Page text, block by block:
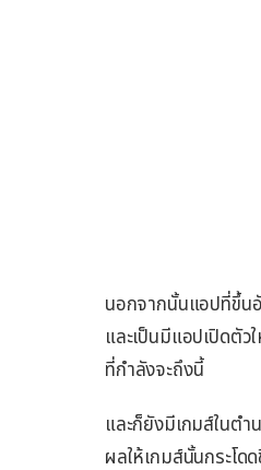
นอกจากนั้นแอปที่ขึ้น
และเป็นมีแอปเปิดตัว
ที่กำลังจะถึงนี้
และก็ยังมีเกมส์ในตำ
ผลให้เกมส์นั้นกระโด